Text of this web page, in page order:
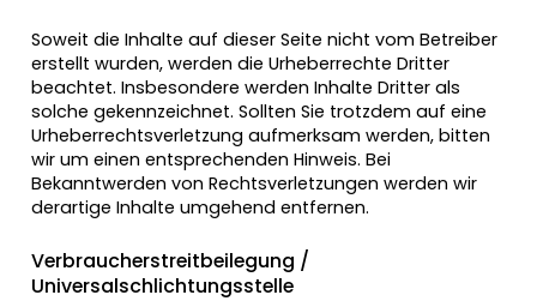
Soweit die Inhalte auf dieser Seite nicht vom Betreiber
erstellt wurden, werden die Urheberrechte Dritter
beachtet. Insbesondere werden Inhalte Dritter als
solche gekennzeichnet. Sollten Sie trotzdem auf eine
Urheberrechtsverletzung aufmerksam werden, bitten
wir um einen entsprechenden Hinweis. Bei
Bekanntwerden von Rechtsverletzungen werden wir
derartige Inhalte umgehend entfernen.
Verbraucherstreitbeilegung /
Universalschlichtungsstelle